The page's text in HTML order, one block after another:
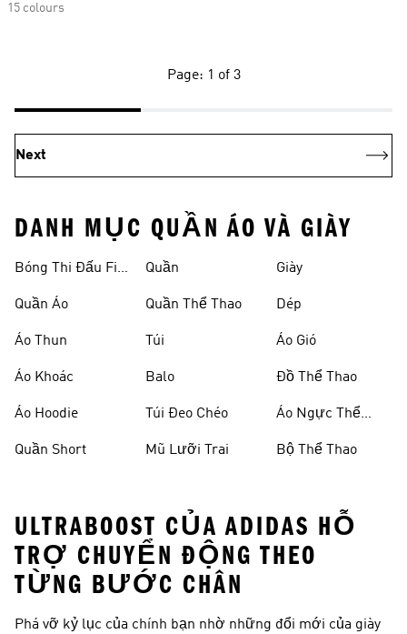
15 colours
Page: 1 of 3
Next
DANH MỤC QUẦN ÁO VÀ GIÀY
Bóng Thi Đấu Fifa
Quần Áo
Áo Thun
Áo Khoác
Áo Hoodie
Quần Short
Quần
Quần Thể Thao
Túi
Balo
Túi Đeo Chéo
Mũ Lưỡi Trai
Giày
Dép
Áo Gió
Đồ Thể Thao
Áo Ngực Thể
Bộ Thể Thao
ULTRABOOST CỦA ADIDAS HỖ
TRỢ CHUYỂN ĐỘNG THEO
TỪNG BƯỚC CHÂN
Phá vỡ kỷ lục của chính bạn nhờ những đổi mới của giày